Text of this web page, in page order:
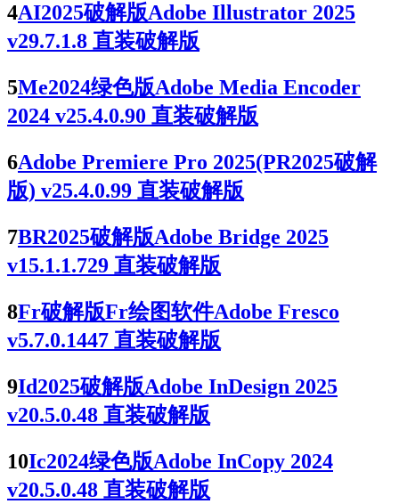
4AI2025破解版Adobe Illustrator 2025
v29.7.1.8 直装破解版
5Me2024绿色版Adobe Media Encoder
2024 v25.4.0.90 直装破解版
6Adobe Premiere Pro 2025(PR2025破解
版) v25.4.0.99 直装破解版
7BR2025破解版Adobe Bridge 2025
v15.1.1.729 直装破解版
8Fr破解版Fr绘图软件Adobe Fresco
v5.7.0.1447 直装破解版
9Id2025破解版Adobe InDesign 2025
v20.5.0.48 直装破解版
10Ic2024绿色版Adobe InCopy 2024
v20.5.0.48 直装破解版